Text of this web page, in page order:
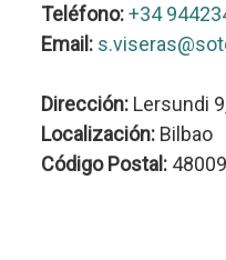
Teléfono:+34
Email:
Dirección: Lersundi
Localización: Bilbao
Código Postal: 48009